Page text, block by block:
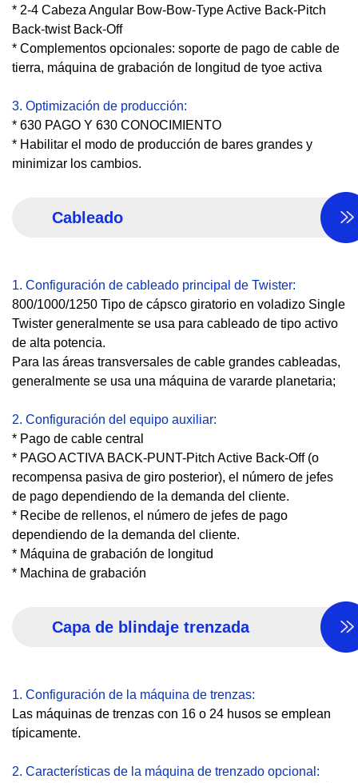
* 2-4 Cabeza Angular Bow-Bow-Type Active Back-Pitch
Back-twist Back-Off
* Complementos opcionales: soporte de pago de cable de
tierra, máquina de grabación de longitud de tyoe activa
3. Optimización de producción:
* 630 PAGO Y 630 CONOCIMIENTO
* Habilitar el modo de producción de bares grandes y
minimizar los cambios.
Cableado
1. Configuración de cableado principal de Twister:
800/1000/1250 Tipo de cápsco giratorio en voladizo Single
Twister generalmente se usa para cableado de tipo activo
de alta potencia.
Para las áreas transversales de cable grandes cableadas,
generalmente se usa una máquina de vararde planetaria;
2. Configuración del equipo auxiliar:
* Pago de cable central
* PAGO ACTIVA BACK-PUNT-Pitch Active Back-Off (o
recompensa pasiva de giro posterior), el número de jefes
de pago dependiendo de la demanda del cliente.
* Recibe de rellenos, el número de jefes de pago
dependiendo de la demanda del cliente.
* Máquina de grabación de longitud
* Machina de grabación
Capa de blindaje trenzada
1. Configuración de la máquina de trenzas:
Las máquinas de trenzas con 16 o 24 husos se emplean
típicamente.
2. Características de la máquina de trenzado opcional: